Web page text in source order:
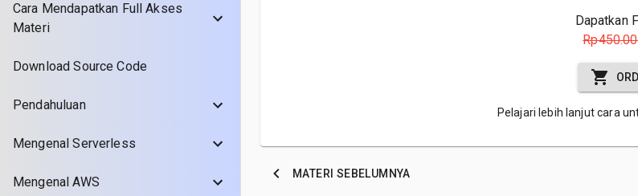
Cara Mendapatkan Full Akses
Materi
Download Source Code
Pendahuluan
Mengenal Serverless
Mengenal AWS
Dapatkan
Pelajari lebih lanjut cara
MATERI SEBELUMNYA